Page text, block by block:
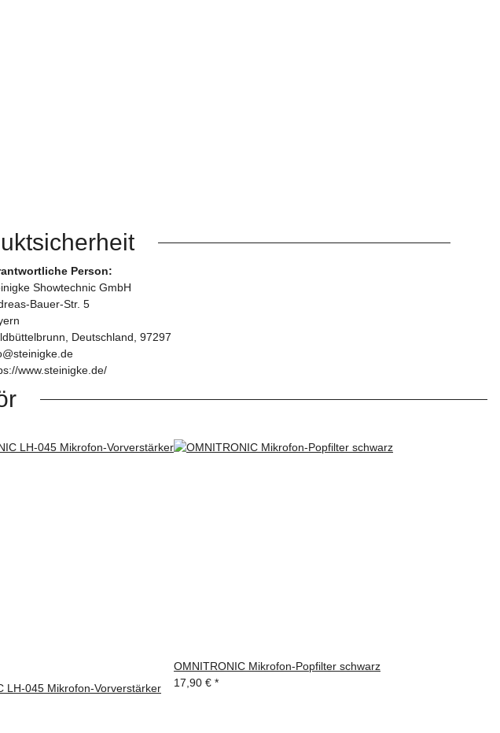
Person:
Showtechnic GmbH
Bauer-Str. 5
Deutschland, 97297
www.steinigke.de/
LH-045 Mikrofon-Vorverstärker
OMNITRONIC Mikrofon-Popfilter schwarz
17,90 € *